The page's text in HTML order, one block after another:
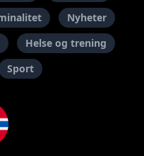
Nyheter
Helse og trening
Sport